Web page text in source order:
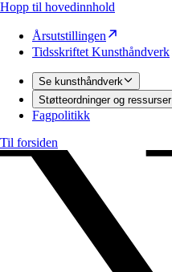
Hopp til hovedinnhold
Årsutstillingen
Tidsskriftet Kunsthåndverk
Se kunsthåndverk
Støtteordninger og ressurser
Fagpolitikk
Til forsiden